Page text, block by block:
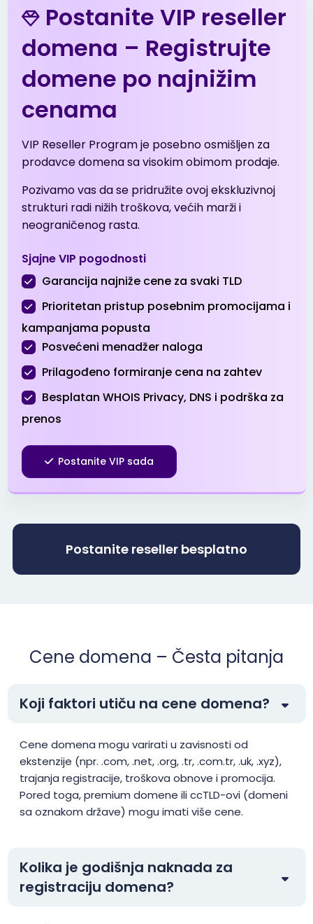
.info
.me $5.53 $5.42 $5.31
.net $13.99
.net.tr $2.01 $1.94 $1.90
.online $1.99 $1.96 $1.91
.org $8.99
.org.tr $2.01
.pro $3.99 $3.51 $3.01
.ru $39.90 $38.90
.sbs $0.99 $0.94 $0.89
.site $0.99
$1.99 $1.96
.xyz $1.99 $1.91 $1.81
.aaa.pro $156.25 $153.13 $150.00
.ac $39.99 $29.99
Postanite VIP reseller
domena – Registrujte
domene po najnižim
cenama
VIP Reseller Program je posebno osmišljen za
prodavce domena sa visokim obimom prodaje.
Pozivamo vas da se pridružite ovoj ekskluzivnoj
strukturi radi nižih troškova, većih marži i
neograničenog rasta.
Sjajne VIP pogodnosti
Garancija najniže cene za svaki TLD
Prioritetan pristup posebnim promocijama i
kampanjama popusta
Posvećeni menadžer naloga
Prilagođeno formiranje cena na zahtev
Besplatan WHOIS Privacy, DNS i podrška za
prenos
Postanite VIP sada
Postanite reseller besplatno
Cene domena – Česta pitanja
Koji faktori utiču na cene domena?
Cene domena mogu varirati u zavisnosti od
ekstenzije (npr. .com, .net, .org, .tr, .com.tr, .uk, .xyz),
trajanja registracije, troškova obnove i promocija.
Pored toga, premium domene ili ccTLD-ovi (domeni
sa oznakom države) mogu imati više cene.
Kolika je godišnja naknada za
registraciju domena?